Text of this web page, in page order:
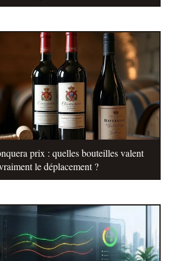
prix : quelles bouteilles valent
le déplacement ?